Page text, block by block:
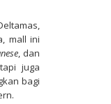
mall ini
, dan
juga
bagi